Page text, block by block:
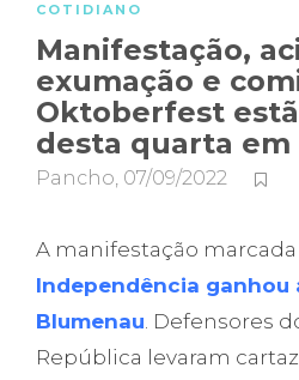
COTIDIANO
Manifestação,
exumação e
Oktoberfest
desta quarta em
Pancho, 07/09/2022
A manifestação marcada
Independência ganhou
Blumenau. Defensores
República levaram